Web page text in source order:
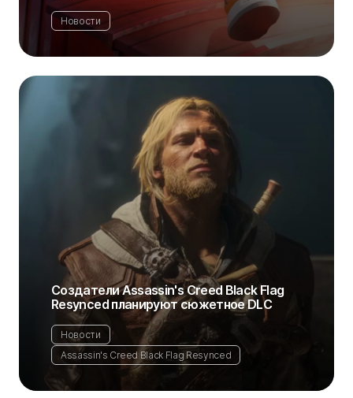
Новости
Создатели Assassin's Creed Black Flag
Resynced планируют сюжетное DLC
Новости
Assassin's Creed Black Flag Resynced